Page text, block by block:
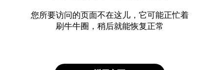
您所要访问的页面不在这儿，它可能正忙着
刷牛牛圈，稍后就能恢复正常